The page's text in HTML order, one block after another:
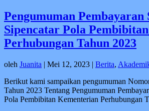
Pengumuman Pembayaran
Sipencatar Pola
Perhubungan Tahun 2023
oleh Juanita | Mei 12, 2023 | Berita,
Berikut kami sampaikan pengumuman
Tahun 2023 Tentang Pengumuman
Pola Pembibitan Kementerian Perhubungan